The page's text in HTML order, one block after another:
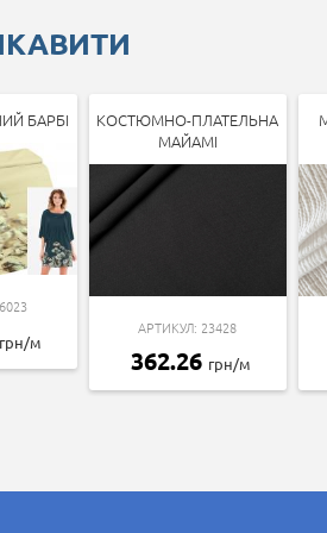
БАРБІ
грн/м
КОСТЮМНО-ПЛАТЕЛЬНА
МАЙАМІ
АРТИКУЛ: 23428
362.26 грн/м